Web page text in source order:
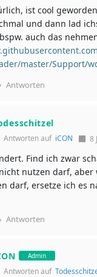
ist cool
und dann lad
auch das
master/Support/
Antworten
Antworten auf iCON 8
Find ich zwar
nutzen darf, aber
darf, ersetze ich es
Antworten
Admin
Antworten auf